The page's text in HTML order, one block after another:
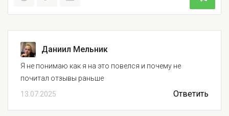
Даниил Мельник
Я не понимаю как я на это повелся и почему не
почитал отзывы раньше
13.07.2025
Ответить